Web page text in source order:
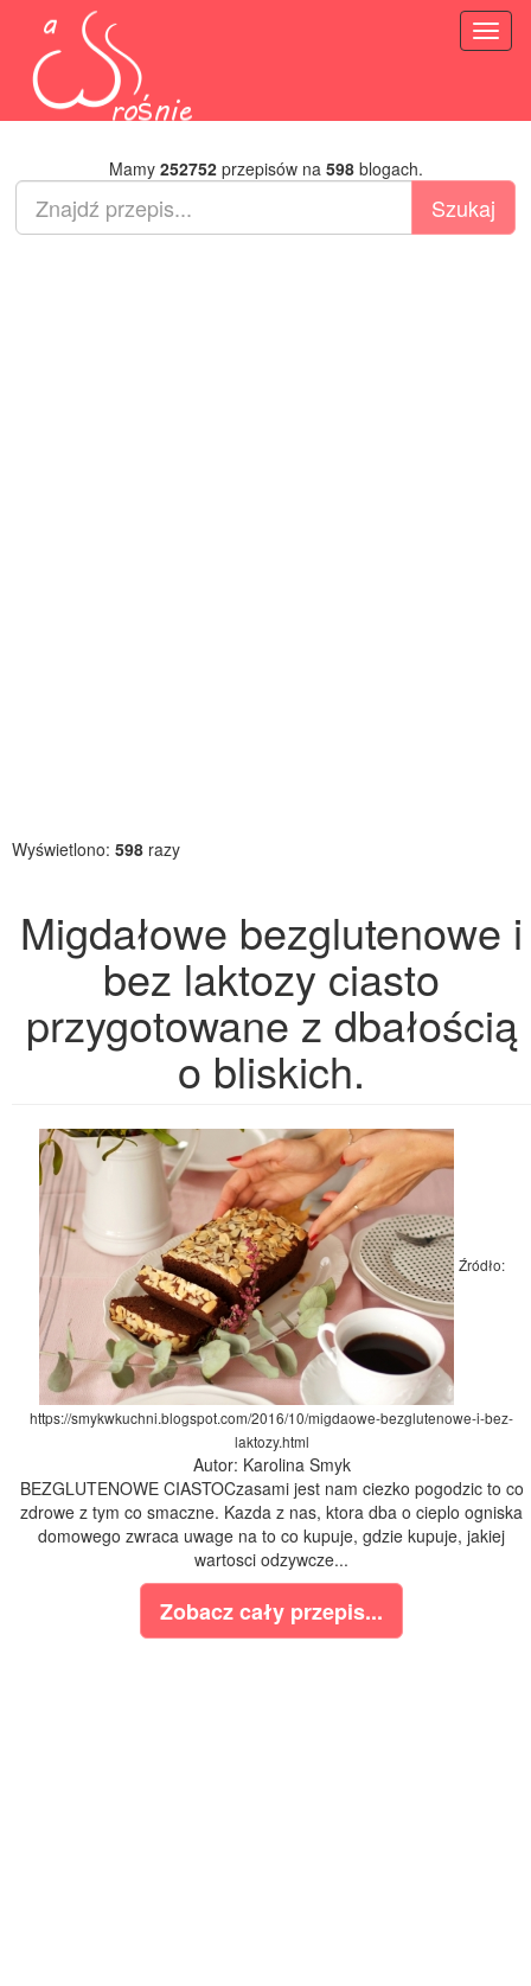
Mamy 252752przepisów na 598blogach.
Wyświetlono: 598 razy
Migdałowe bezglutenowe i
bez laktozy ciasto
przygotowane z dbałością
o bliskich.
Źródło:
https://smykwkuchni.blogspot.com/2016/10/migdaowe-bezglutenowe-i-bez-
laktozy.html
Autor: Karolina Smyk
BEZGLUTENOWE CIASTOCzasami jest nam ciezko pogodzic to co
zdrowe z tym co smaczne. Kazda z nas, ktora dba o cieplo ogniska
domowego zwraca uwage na to co kupuje, gdzie kupuje, jakiej
wartosci odzywcze...
Zobacz cały przepis...